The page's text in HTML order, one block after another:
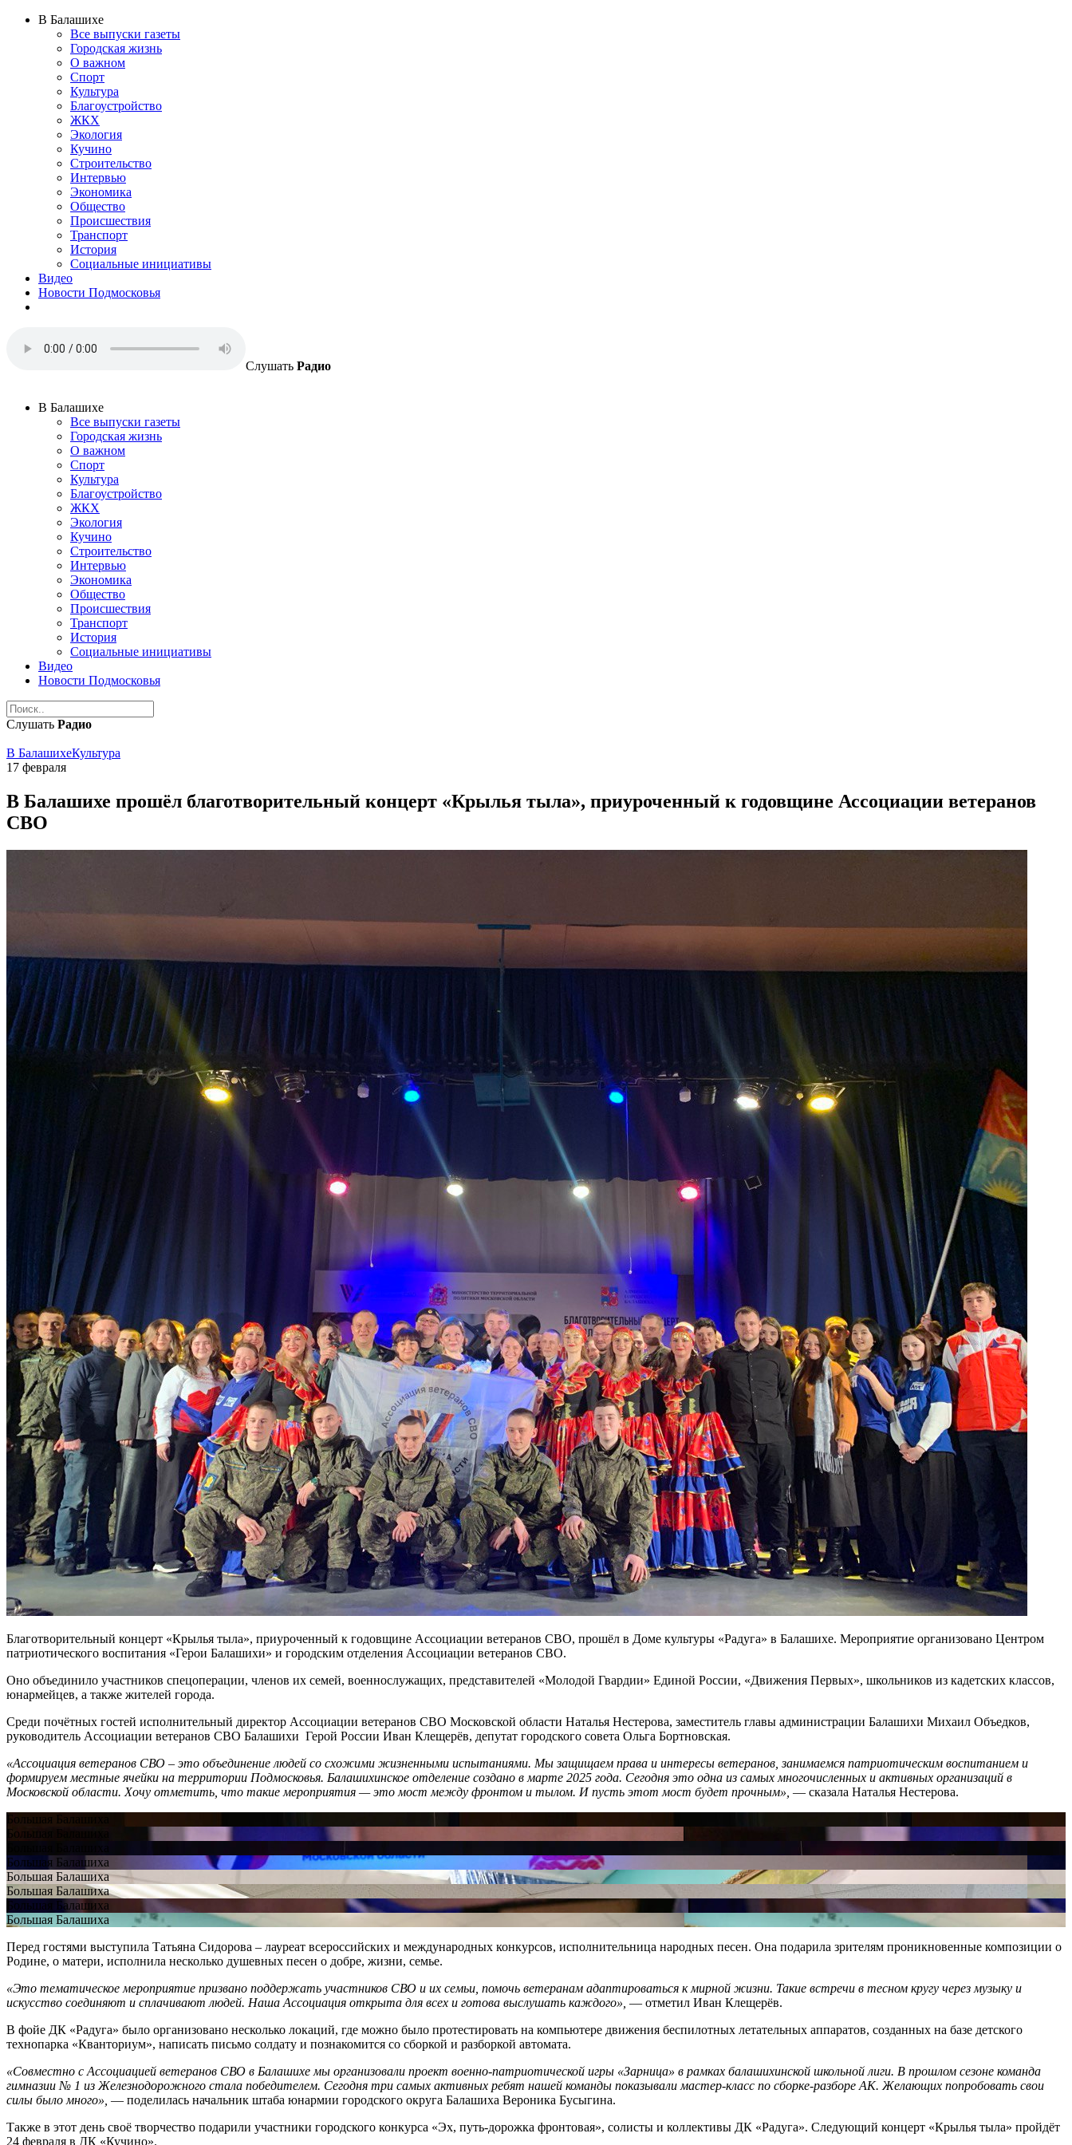
В Балашихе
Все выпуски газеты
Городская жизнь
О важном
Спорт
Культура
Благоустройство
ЖКХ
Экология
Кучино
Строительство
Интервью
Экономика
Общество
Происшествия
Транспорт
История
Социальные инициативы
Видео
Новости Подмосковья
Слушать Радио
В Балашихе
Все выпуски газеты
Городская жизнь
О важном
Спорт
Культура
Благоустройство
ЖКХ
Экология
Кучино
Строительство
Интервью
Экономика
Общество
Происшествия
Транспорт
История
Социальные инициативы
Видео
Новости Подмосковья
Слушать Радио
В БалашихеКультура
17 февраля
В Балашихе прошёл благотворительный концерт «Крылья тыла», приуроченный к годовщине Ассоциации ветеранов
СВО
Благотворительный концерт «Крылья тыла», приуроченный к годовщине Ассоциации ветеранов СВО, прошёл в Доме культуры «Радуга» в Балашихе. Мероприятие организовано Центром
патриотического воспитания «Герои Балашихи» и городским отделения Ассоциации ветеранов СВО.
Оно объединило участников спецоперации, членов их семей, военнослужащих, представителей «Молодой Гвардии» Единой России, «Движения Первых», школьников из кадетских классов,
юнармейцев, а также жителей города.
Среди почётных гостей исполнительный директор Ассоциации ветеранов СВО Московской области Наталья Нестерова, заместитель главы администрации Балашихи Михаил Объедков,
руководитель Ассоциации ветеранов СВО Балашихи Герой России Иван Клещерёв, депутат городского совета Ольга Бортновская.
«Ассоциация ветеранов СВО – это объединение людей со схожими жизненными испытаниями. Мы защищаем права и интересы ветеранов, занимаемся патриотическим воспитанием и
формируем местные ячейки на территории Подмосковья. Балашихинское отделение создано в марте 2025 года. Сегодня это одна из самых многочисленных и активных организаций в
Московской области. Хочу отметить, что такие мероприятия — это мост между фронтом и тылом. И пусть этот мост будет прочным», — сказала Наталья Нестерова.
Большая Балашиха
Большая Балашиха
Большая Балашиха
Большая Балашиха
Большая Балашиха
Большая Балашиха
Большая Балашиха
Перед гостями выступила Татьяна Сидорова – лауреат всероссийских и международных конкурсов, исполнительница народных песен. Она подарила зрителям проникновенные композиции о
Родине, о матери, исполнила несколько душевных песен о добре, жизни, семье.
«Это тематическое мероприятие призвано поддержать участников СВО и их семьи, помочь ветеранам адаптироваться к мирной жизни. Такие встречи в тесном кругу через музыку и
искусство соединяют и сплачивают людей. Наша Ассоциация открыта для всех и готова выслушать каждого», — отметил Иван Клещерёв.
В фойе ДК «Радуга» было организовано несколько локаций, где можно было протестировать на компьютере движения беспилотных летательных аппаратов, созданных на базе детского
технопарка «Кванториум», написать письмо солдату и познакомится со сборкой и разборкой автомата.
«Совместно с Ассоциацией ветеранов СВО в Балашихе мы организовали проект военно-патриотической игры «Зарница» в рамках балашихинской школьной лиги. В прошлом сезоне команда
гимназии № 1 из Железнодорожного стала победителем. Сегодня три самых активных ребят нашей команды показывали мастер-класс по сборке-разборе АК. Желающих попробовать свои
силы было много», — поделилась начальник штаба юнармии городского округа Балашиха Вероника Бусыгина.
Также в этот день своё творчество подарили участники городского конкурса «Эх, путь-дорожка фронтовая», солисты и коллективы ДК «Радуга». Следующий концерт «Крылья тыла» пройдёт
24 февраля в ДК «Кучино».